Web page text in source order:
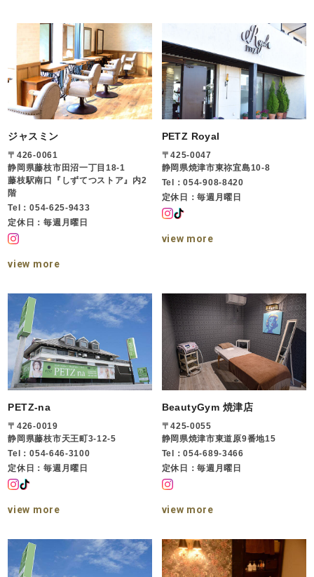
ジャスミン
〒426-0061
静岡県藤枝市田沼一丁目18-1
藤枝駅南口『しずてつストア』内2
階
Tel：054-625-9433
定休日：毎週月曜日
view more
PETZ Royal
〒425-0047
静岡県焼津市東祢宜島10-8
Tel：054-908-8420
定休日：毎週月曜日
view more
PETZ-na
〒426-0019
静岡県藤枝市天王町3-12-5
Tel：054-646-3100
定休日：毎週月曜日
view more
BeautyGym 焼津店
〒425-0055
静岡県焼津市東道原9番地15
Tel：054-689-3466
定休日：毎週月曜日
view more